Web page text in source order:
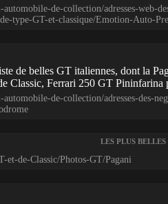
automobile-de-collection/adresses-web-
type-GT-et-classique/Emotion-Auto-
de belles GT italiennes, dont la
Classic, Ferrari 250 GT Pininfarina
automobile-de-collection/adresses-des-
LES PLUS
et-de-Classic/Photos-GT/Pagani